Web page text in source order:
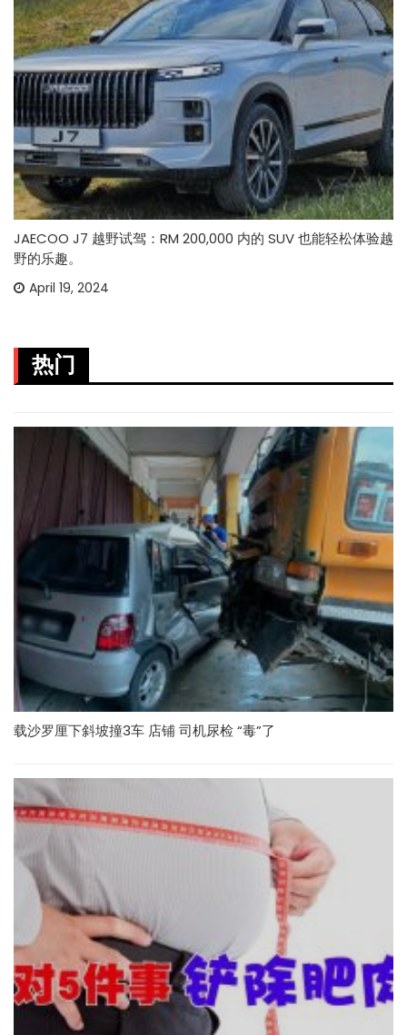
JAECOO J7 越野试驾：RM 200,000 内的 SUV 也能轻松体验越
野的乐趣。
April 19, 2024
热门
载沙罗厘下斜坡撞3车 店铺 司机尿检 “毒”了